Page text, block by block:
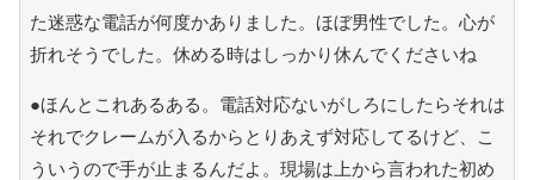
た迷惑な電話が何度かありました。ほぼ男性でした。心が
折れそうでした。休める時はしっかり休んでくださいね
●ほんとこれあるある。電話対応ないがしろにしたらそれは
それでクレームが入るからとりあえず対応してるけど、こ
ういうので手が止まるんだよ。現場は上から言われた初め